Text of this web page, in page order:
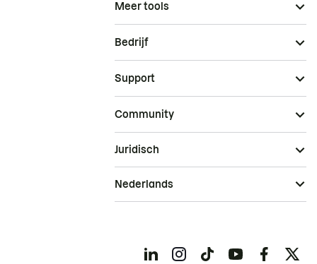
Meer tools
Bedrijf
Support
Community
Juridisch
Nederlands